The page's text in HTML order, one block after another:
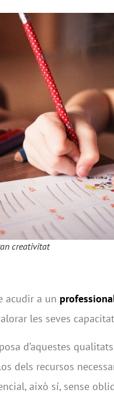
creativitat
acudir a un
les seves
d’aquestes
dels recursos
això sí, sense